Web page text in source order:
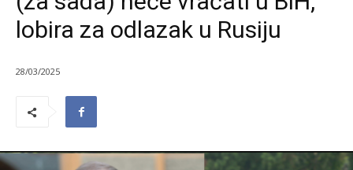
lobira za odlazak u Rusiju
28/03/2025